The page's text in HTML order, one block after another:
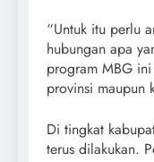
“Untuk itu perlu
hubungan apa
program MBG
provinsi maupun
Di tingkat
terus dilakukan.